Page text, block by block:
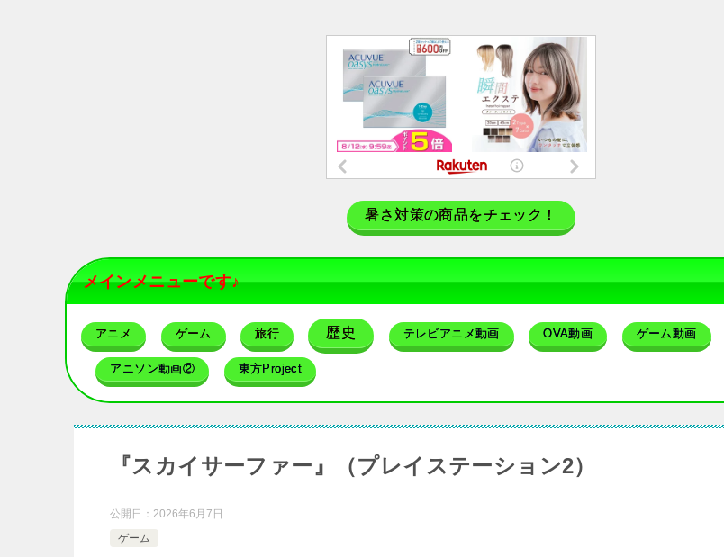
暑さ対策の商品をチェック！
メインメニューです♪
アニメ ゲーム 旅行 歴史 テレビアニメ動画 OVA動画 ゲーム動画
アニソン動画② 東方Project
『スカイサーファー』（プレイステーション2）
公開日： 2026年6月7日
ゲーム